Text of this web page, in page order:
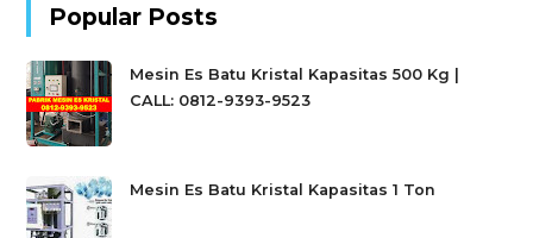
Popular Posts
Mesin Es Batu Kristal Kapasitas 500 Kg |
CALL: 0812-9393-9523
Mesin Es Batu Kristal Kapasitas 1 Ton